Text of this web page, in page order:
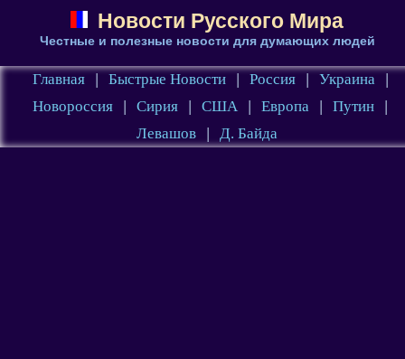
Новости Русского Мира
Честные и полезные новости для думающих людей
Главная | Быстрые Новости | Россия | Украина
|
Новороссия
| Сирия | США | Европа | Путин
|
Левашов
| Д. Байда